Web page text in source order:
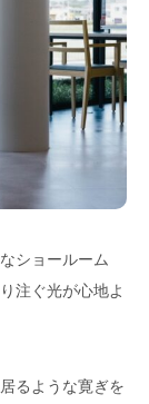
ショールーム
注ぐ光が心地よ
るような寛ぎを